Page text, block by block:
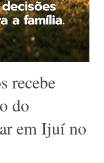
recebe
do
em Ijuí no